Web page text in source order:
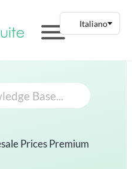
Prices Premium